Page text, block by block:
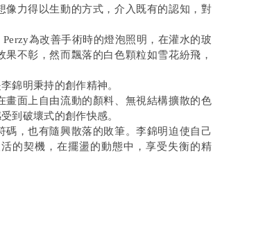
力得以生動的方式，介入既有的認知，對
為改善手術時的燈泡照明，在灌水的玻
不彰，然而飄落的白色顆粒如雪花紛飛，
錦明秉持的創作精神。
面上自由流動的顏料、無視結構擴散的色
到破壞式的創作快感。
，也有隨興散落的敗筆。李錦明迫使自己
的契機，在擺盪的動態中，享受失衡的精